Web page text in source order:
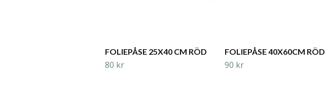
FOLIEPÅSE 25X40 CM RÖD
80 kr
FOLIEPÅSE 40X60CM RÖD
90 kr